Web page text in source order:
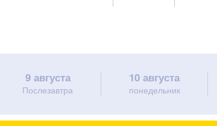
9 августа
Послезавтра
10 августа
понедельник